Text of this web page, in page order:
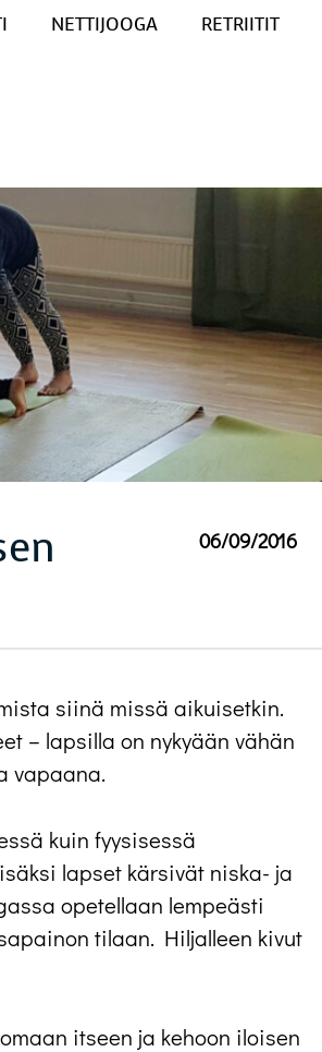
NETTIJOOGA RETRIITIT
06/09/2016
siinä missä aikuisetkin.
– lapsilla on nykyään vähän
vapaana.
kuin fyysisessä
lapset kärsivät niska- ja
opetellaan lempeästi
tilaan. Hiljalleen kivut
itseen ja kehoon iloisen